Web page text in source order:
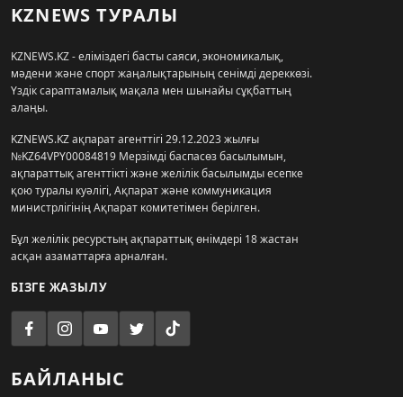
KZNEWS ТУРАЛЫ
KZNEWS.KZ - еліміздегі басты саяси, экономикалық,
мәдени және спорт жаңалықтарының сенімді дереккөзі.
Үздік сараптамалық мақала мен шынайы сұқбаттың
алаңы.
KZNEWS.KZ ақпарат агенттігі 29.12.2023 жылғы
№KZ64VPY00084819 Мерзімді баспасөз басылымын,
ақпараттық агенттікті және желілік басылымды есепке
қою туралы куәлігі, Ақпарат және коммуникация
министрлігінің Ақпарат комитетімен берілген.
Бұл желілік ресурстың ақпараттық өнімдері 18 жастан
асқан азаматтарға арналған.
БІЗГЕ ЖАЗЫЛУ
БАЙЛАНЫС